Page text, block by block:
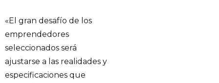
«El gran desafío de los
emprendedores
seleccionados será
ajustarse a las realidades y
especificaciones que